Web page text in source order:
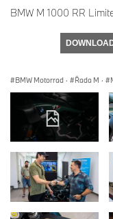
BMW M 1000 RR
BMW Motorrad · Řada M ·